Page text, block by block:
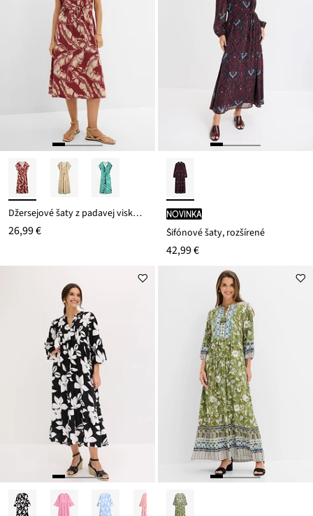
Džersejové šaty z padavej viskózy
26,99 €
novinka
Šifónové šaty, rozšírené
42,99 €